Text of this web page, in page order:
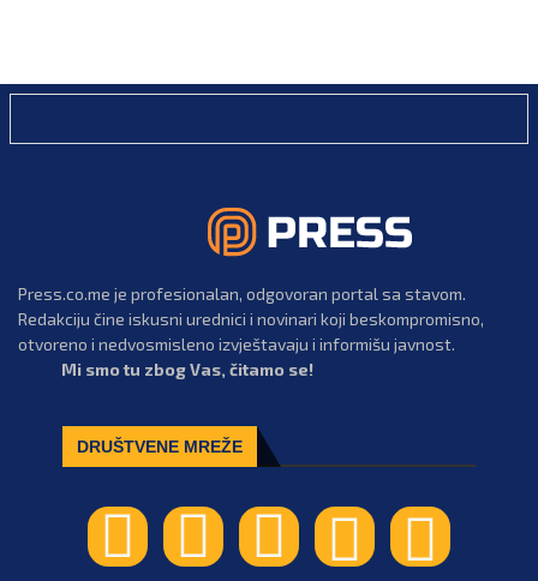
Press.co.me je profesionalan, odgovoran portal sa stavom.
Redakciju čine iskusni urednici i novinari koji beskompromisno,
otvoreno i nedvosmisleno izvještavaju i informišu javnost.
Mi smo tu zbog Vas, čitamo se!
DRUŠTVENE MREŽE